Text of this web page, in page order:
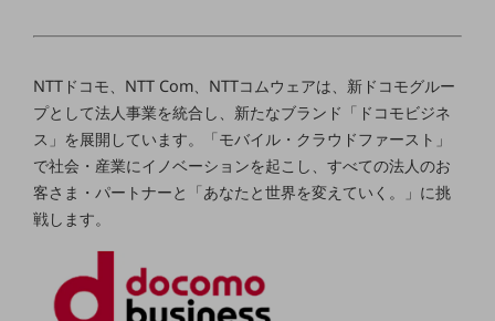
ゲーム感覚で見つける
ビジネスお悩み診断
NTTドコモビジネス
オンラインショップ
モバイル・ICTサービスをオンラインで
相談・申し込みができるバーチャルショップ
はじめての方へ
サービス・商品を探す
新規会員登録/ログインはこちら
100回線以上のお問い合わせ・お見積りはこちら
NTTドコモ、NTT Com、NTTコムウェアは、新ドコモグルー
プとして法人事業を統合し、新たなブランド「ドコモビジネ
ス」を展開しています。「モバイル・クラウドファースト」
で社会・産業にイノベーションを起こし、すべての法人のお
客さま・パートナーと「あなたと世界を変えていく。」に挑
戦します。